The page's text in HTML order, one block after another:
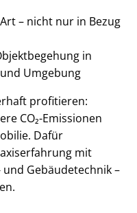
– nicht nur in Bezug
in
Umgebung
profitieren:
CO₂-Emissionen
Dafür
mit
Gebäudetechnik –